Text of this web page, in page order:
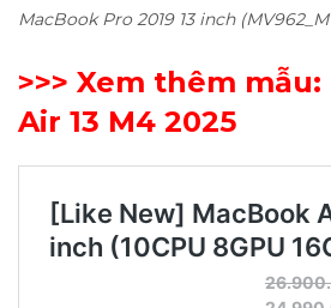
MacBook Pro 2019 13 inch
>>> Xem thêm mẫu:
Air 13 M4 2025